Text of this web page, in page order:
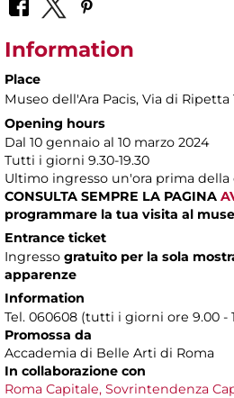
Information
Place
Museo dell'Ara Pacis, Via di Ripetta
Opening hours
Dal 10 gennaio al 10 marzo 2024
Tutti i giorni 9.30-19.30
Ultimo ingresso un'ora prima della
CONSULTA SEMPRE LA PAGINA
programmare la tua visita al
Entrance ticket
Ingresso gratuito per la sola
apparenze
Information
Tel. 060608 (tutti i giorni ore 9.00 -
Promossa da
Accademia di Belle Arti di Roma
In collaborazione con
Roma Capitale, Sovrintendenza